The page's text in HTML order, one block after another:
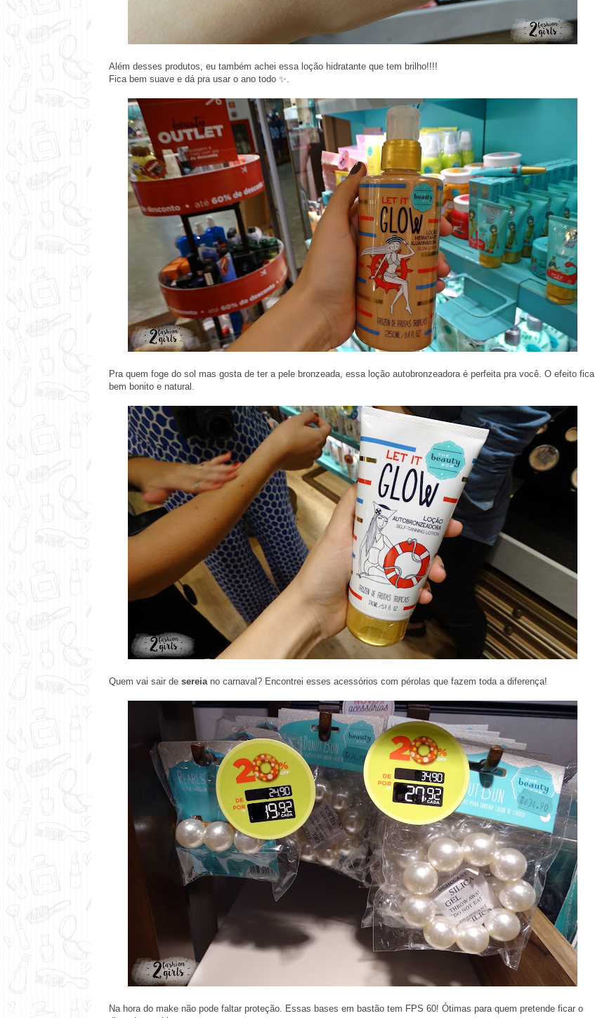
Além desses produtos, eu também achei essa loção hidratante que tem brilho!!!!
Fica bem suave e dá pra usar o ano todo ✨.
Pra quem foge do sol mas gosta de ter a pele bronzeada, essa loção autobronzeadora é perfeita pra você. O efeito fica
bem bonito e natural.
Quem vai sair de sereiano carnaval? Encontrei esses acessórios com pérolas que fazem toda a diferença!
Na hora do make não pode faltar proteção. Essas bases em bastão tem FPS 60! Ótimas para quem pretende ficar o